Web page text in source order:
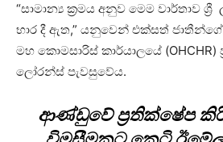
“සාමාන්‍ය ක්‍රමය අනුව මෙම වාර්තාව
භාර දී ඇත,” යනුවෙන් එක්සත්
මහ කොමසාරිස් කාර්යාලයේ (OHCHR)
ලෝරන්ස් පැවසුවේය.
ආණ්ඩුවේ ප්‍රතික්ෂේප